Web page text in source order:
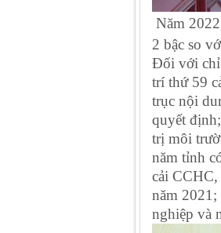
Năm
2 bậc so
Đối với chỉ
trí thứ 59
trục nội
quyết
trị môi
năm tỉnh
cải
năm 2021;
nghiệp và